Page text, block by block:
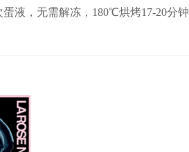
蛋液，无需解冻，180℃烘烤17-20分钟